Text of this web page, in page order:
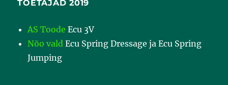
TOETAJAD 2019
AS Toode Ecu 3V
Nõo vald Ecu Spring Dressage ja Ecu Spring
Jumping